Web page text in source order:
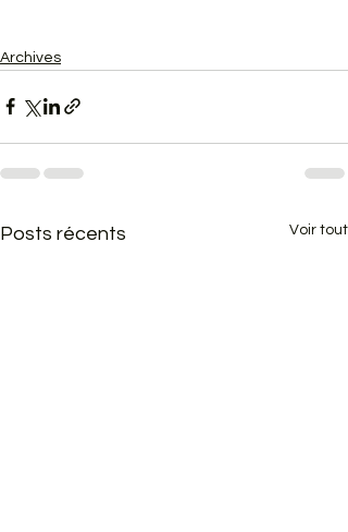
Archives
Posts récents Voir tout